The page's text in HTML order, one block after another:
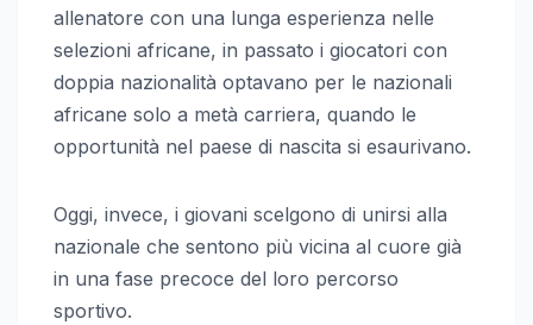
allenatore con una lunga esperienza nelle
selezioni africane, in passato i giocatori con
doppia nazionalità optavano per le nazionali
africane solo a metà carriera, quando le
opportunità nel paese di nascita si esaurivano.
Oggi, invece, i giovani scelgono di unirsi alla
nazionale che sentono più vicina al cuore già
in una fase precoce del loro percorso
sportivo.